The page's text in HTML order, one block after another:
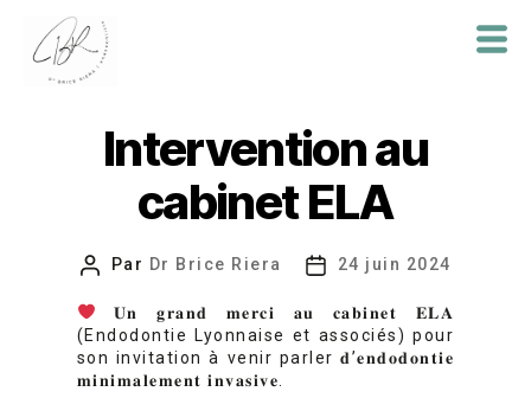
Intervention au
cabinet ELA
Auteur
l’article
Par Dr Brice Riera
Date
l’article
24 juin 2024
𝐔𝐧 𝐠𝐫𝐚𝐧𝐝 𝐦𝐞𝐫𝐜𝐢 𝐚𝐮 𝐜𝐚𝐛𝐢𝐧𝐞𝐭 𝐄𝐋𝐀
(Endodontie Lyonnaise et associés) pour
son invitation à venir parler 𝐝’𝐞𝐧𝐝𝐨𝐝𝐨𝐧𝐭𝐢𝐞
𝐦𝐢𝐧𝐢𝐦𝐚𝐥𝐞𝐦𝐞𝐧𝐭 𝐢𝐧𝐯𝐚𝐬𝐢𝐯𝐞.